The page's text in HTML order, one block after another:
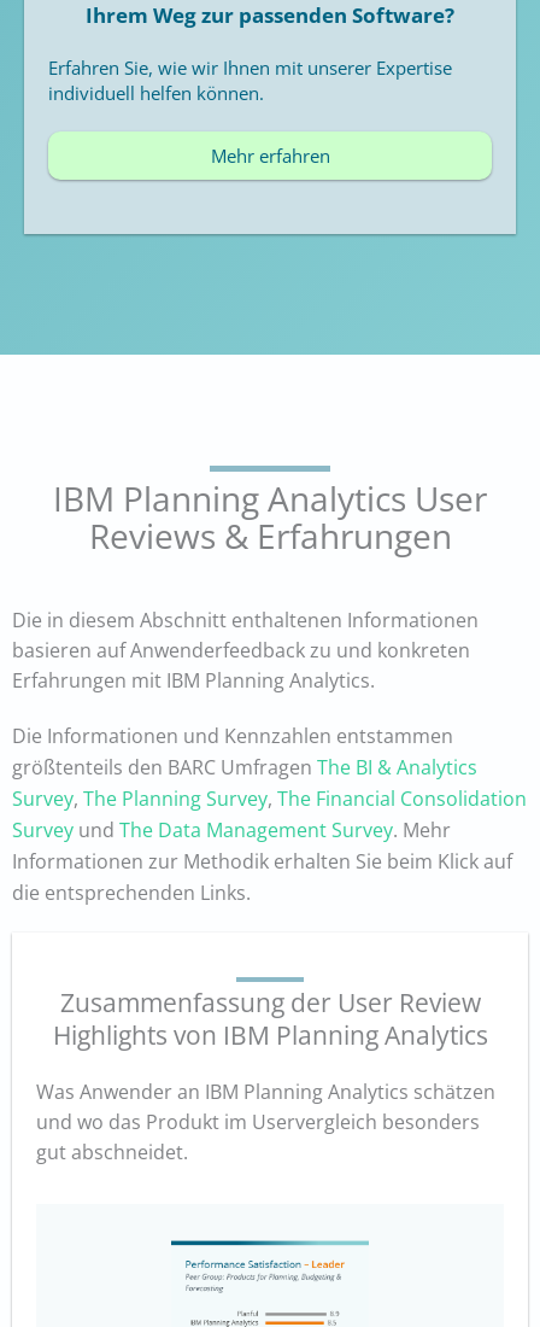
Ihrem Weg zur passenden Software?
Erfahren Sie, wie wir Ihnen mit unserer Expertise
individuell helfen können.
Mehr erfahren
IBM Planning Analytics User
Reviews & Erfahrungen
Die in diesem Abschnitt enthaltenen Informationen
basieren auf Anwenderfeedback zu und konkreten
Erfahrungen mit IBM Planning Analytics.
Die Informationen und Kennzahlen entstammen
größtenteils den BARC Umfragen The BI & Analytics
Survey, The Planning Survey, The Financial Consolidation
Survey und The Data Management Survey. Mehr
Informationen zur Methodik erhalten Sie beim Klick auf
die entsprechenden Links.
Zusammenfassung der User Review
Highlights von IBM Planning Analytics
Was Anwender an IBM Planning Analytics schätzen
und wo das Produkt im Uservergleich besonders
gut abschneidet.